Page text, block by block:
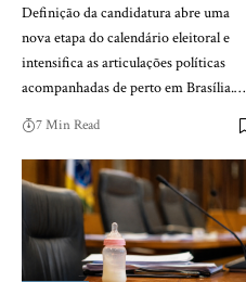
Definição da candidatura abre uma
nova etapa do calendário eleitoral e
intensifica as articulações políticas
acompanhadas de perto em Brasília.…
7 Min Read